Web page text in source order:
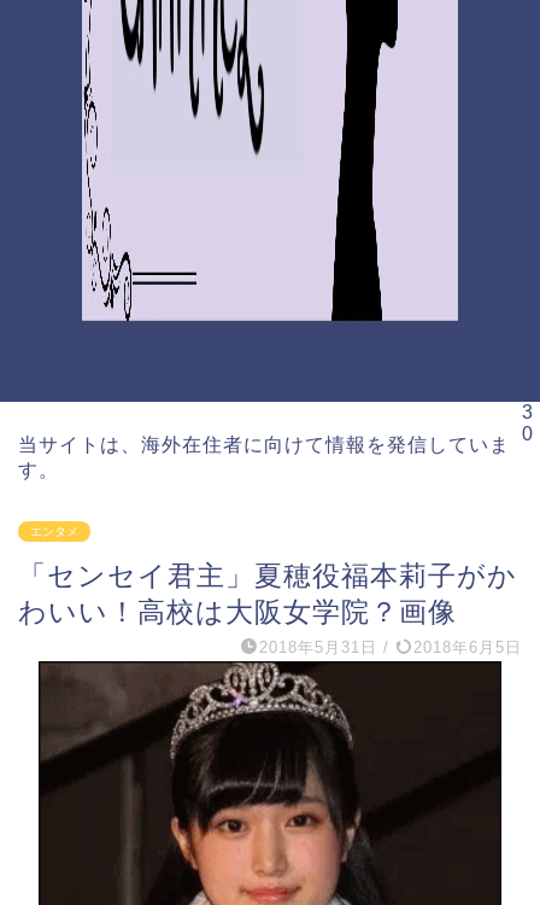
当サイトは、海外在住者に向けて情報を発信していま
す。
エンタメ
「センセイ君主」夏穂役福本莉子がか
わいい！高校は大阪女学院？画像
2018年5月31日 / 2018年6月5日
3
0